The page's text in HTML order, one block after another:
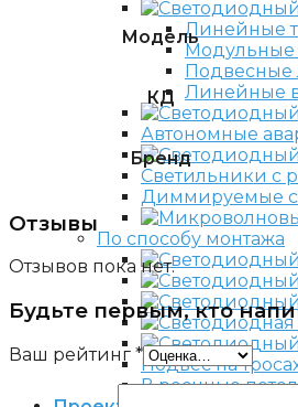
Линейные
Линейные
Автономные
Светильники с
Диммируемые
По способу монтажа
Подвес на
В реечные
Модель
КД
Бренд
Отзывы
Отзывов пока нет.
Будьте первым, кто
Ваш рейтинг *